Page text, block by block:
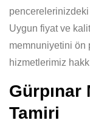
Uygun fiyat ve
memnuniyetini ön
hizmetlerimiz
Gürpınar
Tamiri